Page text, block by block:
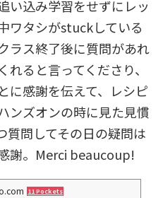
い込み学習をせずにレッ
ワタシがstuckしている
ラス終了後に質問があれ
ると言ってくださり、
に感謝を伝えて、レシピ
ンズオンの時に見た見慣
質問してその日の疑問は
謝。Merci beaucoup!
11 Pockets